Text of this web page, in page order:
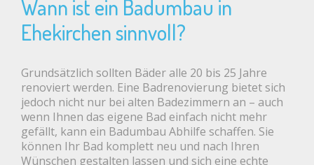
Wann ist ein Badumbau in
Ehekirchen sinnvoll?
Grundsätzlich sollten Bäder alle 20 bis 25 Jahre
renoviert werden. Eine Badrenovierung bietet sich
jedoch nicht nur bei alten Badezimmern an – auch
wenn Ihnen das eigene Bad einfach nicht mehr
gefällt, kann ein Badumbau Abhilfe schaffen. Sie
können Ihr Bad komplett neu und nach Ihren
Wünschen gestalten lassen und sich eine echte